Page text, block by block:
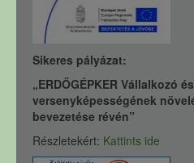
Sikeres pályázat:
„ERDŐGÉPKER Vállalkozó
versenyképességének
bevezetése révén”
Részletekért: Kattints ide